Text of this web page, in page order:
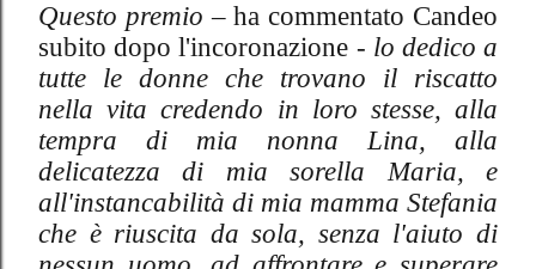
Questo premio – ha commentato Candeo
subito dopo l'incoronazione - lo dedico a
tutte le donne che trovano il riscatto
nella vita credendo in loro stesse, alla
tempra di mia nonna Lina, alla
delicatezza di mia sorella Maria, e
all'instancabilità di mia mamma Stefania
che è riuscita da sola, senza l'aiuto di